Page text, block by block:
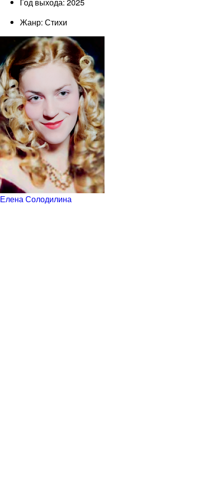
Жанр: Стихи
Елена Солодилина